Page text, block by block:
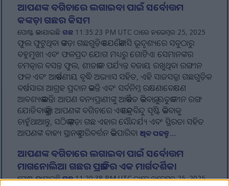
ଆପଣଙ୍କ ବଗିଚାରେ ଲଗାଇବା ପାଇଁ ସର୍ବୋତ୍ତମ
କଙ୍କଡ଼ା ଗଛର କିସମ
ପୋଷ୍ଟ କରାଯାଇଛିଗଛ 11:35:23 PM UTC ଠାରେ ନଭେମ୍ବର 25, 2025
ଫୁଲ ଫୁଟୁଥିବା କଙ୍କଡ଼ା ଗଛଗୁଡ଼ିକ ଯେକୌଣସି ଭୂଦୃଶ୍ୟରେ ସବୁଠାରୁ
ବହୁମୁଖୀ ଏବଂ ଫଳପ୍ରଦ ଯୋଗ ମଧ୍ୟରୁ ଗୋଟିଏ। ସେମାନଙ୍କର
ଚମତ୍କାର ବସନ୍ତ ଫୁଲ, ଶୀତକାଳ ପର୍ଯ୍ୟନ୍ତ ବଜାୟ ରଖୁଥିବା ରଙ୍ଗୀନ
ଫଳ ଏବଂ ଆକର୍ଷଣୀୟ ବୃଦ୍ଧି ଅଭ୍ୟାସ ସହିତ, ଏହି ସାଜସଜ୍ଜା ଗଛଗୁଡ଼ିକ
ବର୍ଷସାରା ଆଗ୍ରହ ପ୍ରଦାନ କରନ୍ତି ଏବଂ ସର୍ବନିମ୍ନ ରକ୍ଷଣାବେକ୍ଷଣ
ଆବଶ୍ୟକ କରନ୍ତି। ଆପଣ ବନ୍ୟପ୍ରାଣୀଙ୍କୁ ଆକର୍ଷିତ କରିବାକୁ, ଋତୁକାଳୀନ ରଙ୍ଗ
ଯୋଡିବାକୁ କିମ୍ବା ଆପଣଙ୍କ ବଗିଚାରେ ଏକ କେନ୍ଦ୍ରବିନ୍ଦୁ ସୃଷ୍ଟି କରିବାକୁ
ଚାହୁଁଥାଆନ୍ତୁ, ସଠିକ୍ କଙ୍କଡ଼ା ଗଛ ଏହାର ସୌନ୍ଦର୍ଯ୍ୟ ଏବଂ ସ୍ଥିରତା ସହିତ
ଆପଣଙ୍କ ବାହ୍ୟ ସ୍ଥାନକୁ ପରିବର୍ତ୍ତନ କରିପାରିବ।ଅଧିକ ପଢନ୍ତୁ...
ଆପଣଙ୍କ ବଗିଚାରେ ଲଗାଇବା ପାଇଁ ସର୍ବୋତ୍ତମ
ମାଗନୋଲିଆ ଗଛର ପ୍ରଜାତିର ଏକ ମାର୍ଗଦର୍ଶିକା
ପୋଷ୍ଟ କରାଯାଇଛିଗଛ11:20:38 PM UTC ଠାରେ ନଭେମ୍ବର 25, 2025